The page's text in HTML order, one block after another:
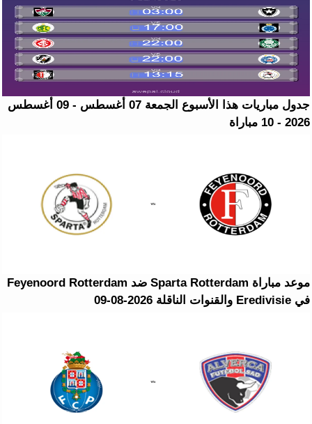
جدول مباريات هذا الأسبوع الجمعة 07 أغسطس - 09 أغسطس
2026 - 10 مباراة
موعد مباراة Sparta Rotterdam ضد Feyenoord Rotterdam
في Eredivisie والقنوات الناقلة 2026-08-09